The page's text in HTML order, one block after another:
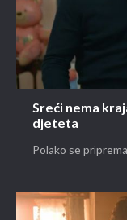
Sreći nema
djeteta
Polako se